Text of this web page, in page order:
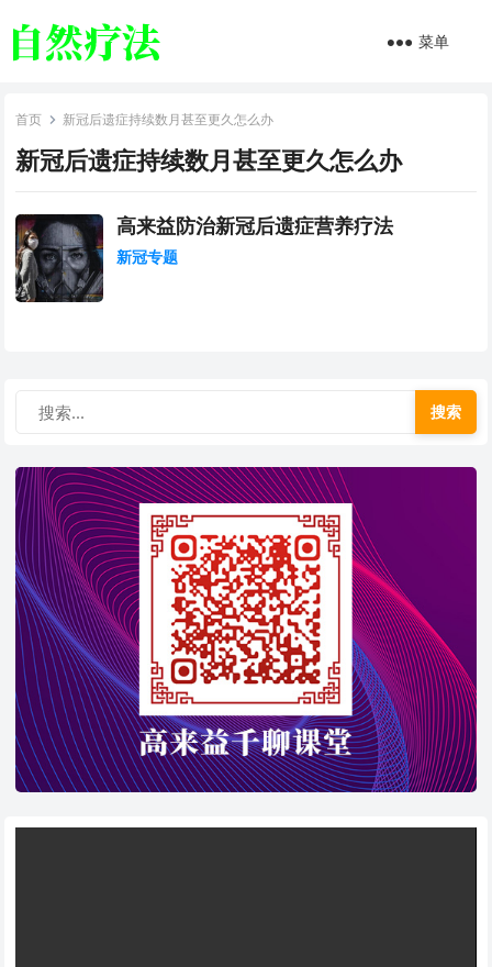
菜单
首页 新冠后遗症持续数月甚至更久怎么办
新冠后遗症持续数月甚至更久怎么办
高来益防治新冠后遗症营养疗法
新冠专题
搜索